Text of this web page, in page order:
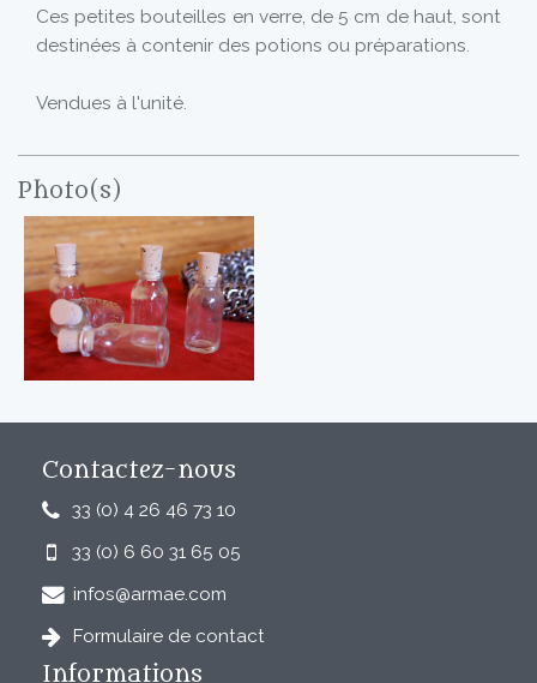
Ces petites bouteilles en verre, de 5 cm de haut, sont
destinées à contenir des potions ou préparations.
Vendues à l'unité.
Photo(s)
Contactez-nous
33 (0) 4 26 46 73 10
33 (0) 6 60 31 65 05
infos@armae.com
Formulaire de contact
Informations